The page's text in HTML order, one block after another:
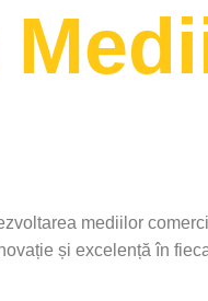
mediilor
și excelență în